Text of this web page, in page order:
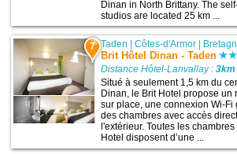
Dinan in North Brittany. The
studios are located 25 km ...
7 Taden |Côtes-d'Armor
Brit Hôtel Dinan - Taden
Distance Hôtel-Lanvallay :3km
Situé à seulement 1,5 km du
Dinan, le Brit Hotel propose un
sur place, une connexion Wi-Fi
des chambres avec accès
l'extérieur. Toutes les
Hotel disposent d’une ...